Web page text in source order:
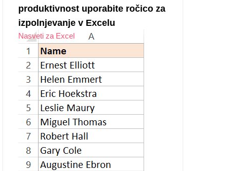
produktivnost uporabite ročico za
izpolnjevanje v Excelu
Nasveti za Excel